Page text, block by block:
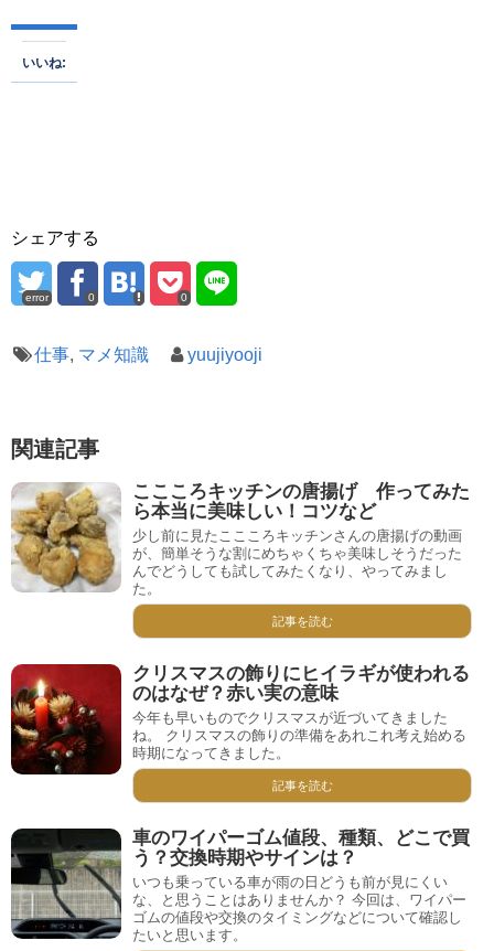
いいね:
シェアする
error 0 0
仕事, マメ知識 yuujiyooji
関連記事
ここころキッチンの唐揚げ 作ってみた
ら本当に美味しい！コツなど
少し前に見たここころキッチンさんの唐揚げの動画
が、簡単そうな割にめちゃくちゃ美味しそうだった
んでどうしても試してみたくなり、やってみまし
た。
記事を読む
クリスマスの飾りにヒイラギが使われる
のはなぜ？赤い実の意味
今年も早いものでクリスマスが近づいてきました
ね。 クリスマスの飾りの準備をあれこれ考え始める
時期になってきました。
記事を読む
車のワイパーゴム値段、種類、どこで買
う？交換時期やサインは？
いつも乗っている車が雨の日どうも前が見にくい
な、と思うことはありませんか？ 今回は、ワイパー
ゴムの値段や交換のタイミングなどについて確認し
たいと思います。